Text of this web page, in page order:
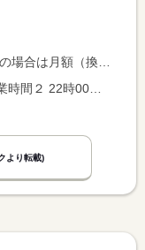
場合は時間額を表示しています。
就業時間１ 17時00分〜22時00分 就業時間２ 22時00分〜0時00分 就業時間に関する特記事項 ＊休憩時間は就業時間に応じて法定どおり付与します。 <BR> ＊勤務時間、勤務日はご相談ください。 <BR> ＊２２時以降は１８歳以上の方のみとなります。
より転載)